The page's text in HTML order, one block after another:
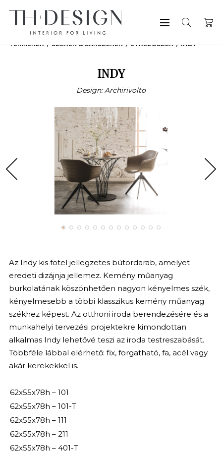
TERMÉKEK SZÉKEK & BÁRSZÉKEK ÉTKEZŐSZÉK INDY
INDY
Design: Archirivolto
Az Indy kis fotel jellegzetes bútordarab, amelyet
eredeti dizájnja jellemez. Kemény műanyag
burkolatának köszönhetően nagyon kényelmes szék,
kényelmesebb a többi klasszikus kemény műanyag
székhez képest. Az otthoni iroda berendezésére és a
munkahelyi tervezési projektekre kimondottan
alkalmas Indy lehetővé teszi az iroda testreszabását.
Többféle lábbal elérhető: fix, forgatható, fa, acél vagy
akár kerekekkel is.
62x55x78h – 101
62x55x78h – 101-T
62x55x78h – 111
62x55x78h – 211
62x55x78h – 401-T